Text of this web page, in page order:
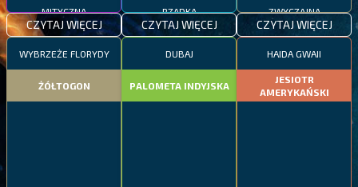
MITYCZNA
CZYTAJ WIĘCEJ
RZADKA
CZYTAJ WIĘCEJ
ZWYCZAJNA
CZYTAJ WIĘCEJ
WYBRZEŻE FLORYDY
ŻÓŁTOGON
DUBAJ
PALOMETA INDYJSKA
HAIDA GWAII
JESIOTR
AMERYKAŃSKI